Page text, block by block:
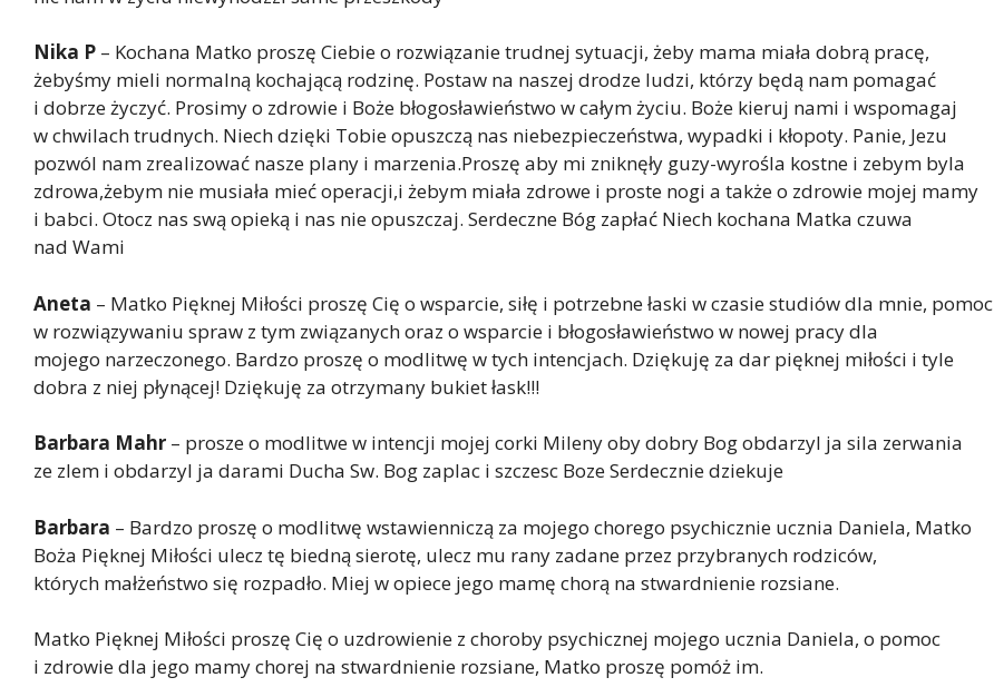
Nika P – Kochana Matko proszę Ciebie o rozwiązanie trudnej sytuacji, żeby mama miała dobrą pracę,
żebyśmy mieli normalną kochającą rodzinę. Postaw na naszej drodze ludzi, którzy będą nam pomagać
i dobrze życzyć. Prosimy o zdrowie i Boże błogosławieństwo w całym życiu. Boże kieruj nami i wspomagaj
w chwilach trudnych. Niech dzięki Tobie opuszczą nas niebezpieczeństwa, wypadki i kłopoty. Panie, Jezu
pozwól nam zrealizować nasze plany i marzenia.Proszę aby mi zniknęły guzy-wyrośla kostne i zebym byla
zdrowa,żebym nie musiała mieć operacji,i żebym miała zdrowe i proste nogi a także o zdrowie mojej mamy
i babci. Otocz nas swą opieką i nas nie opuszczaj. Serdeczne Bóg zapłać Niech kochana Matka czuwa
nad Wami
Aneta – Matko Pięknej Miłości proszę Cię o wsparcie, siłę i potrzebne łaski w czasie studiów dla mnie, pomoc
w rozwiązywaniu spraw z tym związanych oraz o wsparcie i błogosławieństwo w nowej pracy dla
mojego narzeczonego. Bardzo proszę o modlitwę w tych intencjach. Dziękuję za dar pięknej miłości i tyle
dobra z niej płynącej! Dziękuję za otrzymany bukiet łask!!!
Barbara Mahr – prosze o modlitwe w intencji mojej corki Mileny oby dobry Bog obdarzyl ja sila zerwania
ze zlem i obdarzyl ja darami Ducha Sw. Bog zaplac i szczesc Boze Serdecznie dziekuje
Barbara – Bardzo proszę o modlitwę wstawienniczą za mojego chorego psychicznie ucznia Daniela, Matko
Boża Pięknej Miłości ulecz tę biedną sierotę, ulecz mu rany zadane przez przybranych rodziców,
których małżeństwo się rozpadło. Miej w opiece jego mamę chorą na stwardnienie rozsiane.
Matko Pięknej Miłości proszę Cię o uzdrowienie z choroby psychicznej mojego ucznia Daniela, o pomoc
i zdrowie dla jego mamy chorej na stwardnienie rozsiane, Matko proszę pomóż im.